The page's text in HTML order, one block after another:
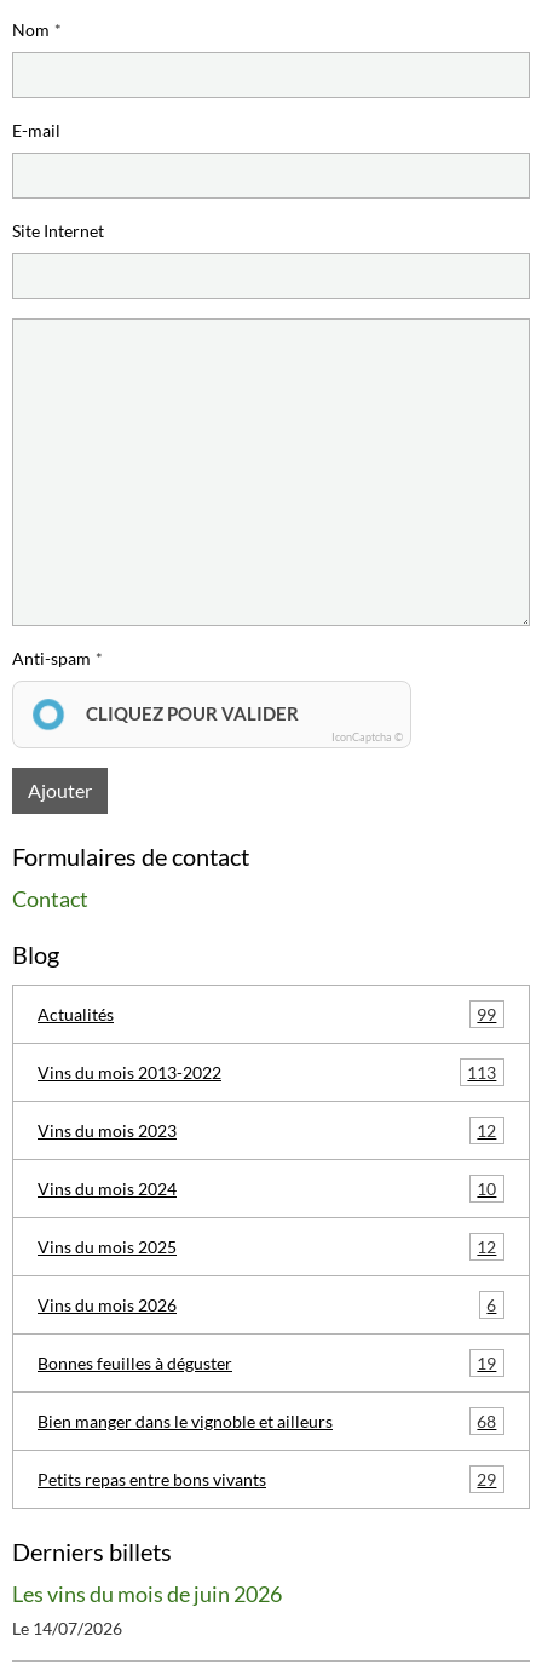
Nom
E-mail
Site Internet
Anti-spam
CLIQUEZ POUR VALIDER
IconCaptcha ©
Ajouter
Formulaires de contact
Contact
Blog
Actualités 99
Vins du mois 2013-2022 113
Vins du mois 2023 12
Vins du mois 2024 10
Vins du mois 2025 12
Vins du mois 2026 6
Bonnes feuilles à déguster 19
Bien manger dans le vignoble et ailleurs 68
Petits repas entre bons vivants 29
Derniers billets
Les vins du mois de juin 2026
Le 14/07/2026